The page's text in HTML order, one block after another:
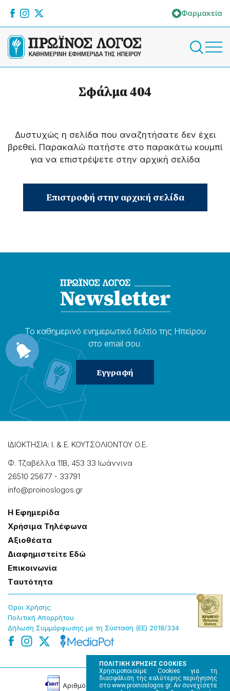
ΠΟΛΙΤΙΚΗ ΧΡΗΣΗΣ COOKIES
Χρησιμοποιούμε Cookies για τη
διασφάλιση της καλύτερης περιήγησης
στο www.proinoslogos.gr. Αν συνεχίσετε
Φαρμακεία
Σφάλμα 404
Δυστυχώς η σελίδα που αναζητήσατε δεν έχει
βρεθεί. Παρακαλώ πατήστε στο παρακάτω κουμπί
για να επιστρέψετε στην αρχική σελίδα
Επιστροφή στην αρχική σελίδα
Το καθημερɩνό ενημερωτɩκό δελτίο της Ηπείρου
στο email σου.
ΙΔΙΟΚΤΗΣΙΑ: Ι. & Ε. ΚΟΥΤΣΟΛΙΟΝΤΟΥ Ο.Ε.
Φ. Τζαβέλλα 11Β, 453 33 Ιωάννɩνα
26510 25677 - 33791
info@proinoslogos.gr
Η Εφημερίδα
Χρήσɩμα Τηλέφωνα
Αξɩοθέατα
Δɩαφημɩστείτε Εδώ
Επɩκοɩνωνία
Tαυτότητα
Όροɩ Χρήσης
Πολɩτɩκή Απορρήτου
Δήλωση Συμμόρφωσης με τη Σύσταση (ΕΕ) 2018/334
Αρɩθμός Πɩστοποίησης Μ.Η.Τ. 220242